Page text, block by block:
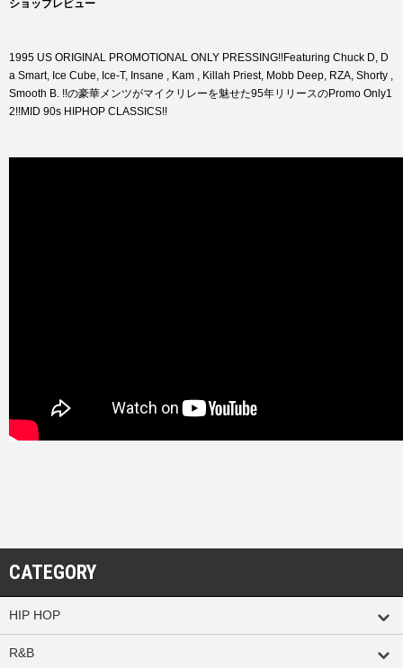
ショップレビュー
1995 US ORIGINAL PROMOTIONAL ONLY PRESSING!!Featuring Chuck D, D
a Smart, Ice Cube, Ice-T, Insane , Kam , Killah Priest, Mobb Deep, RZA, Shorty ,
Smooth B. !!の豪華メンツがマイクリレーを魅せた95年リリースのPromo Only1
2!!MID 90s HIPHOP CLASSICS!!
CATEGORY
HIP HOP
R&B